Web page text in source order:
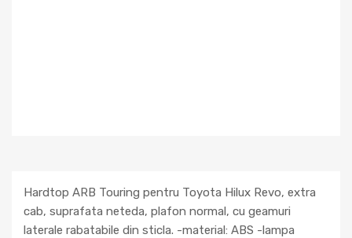
Hardtop ARB Touring pentru Toyota Hilux Revo, extra
cab, suprafata neteda, plafon normal, cu geamuri
laterale rabatabile din sticla. -material: ABS -lampa